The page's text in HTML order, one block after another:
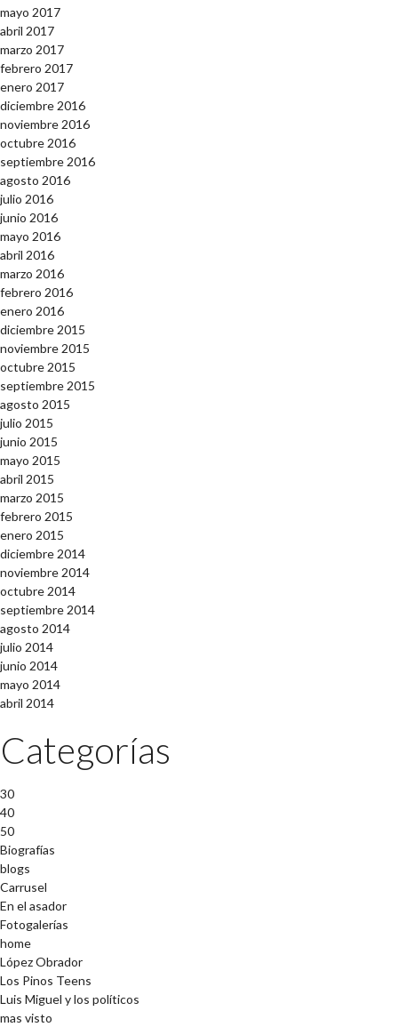
mayo 2017
abril 2017
marzo 2017
febrero 2017
enero 2017
diciembre 2016
noviembre 2016
octubre 2016
septiembre 2016
agosto 2016
julio 2016
junio 2016
mayo 2016
abril 2016
marzo 2016
febrero 2016
enero 2016
diciembre 2015
noviembre 2015
octubre 2015
septiembre 2015
agosto 2015
julio 2015
junio 2015
mayo 2015
abril 2015
marzo 2015
febrero 2015
enero 2015
diciembre 2014
noviembre 2014
octubre 2014
septiembre 2014
agosto 2014
julio 2014
junio 2014
mayo 2014
abril 2014
Categorías
30
40
50
Biografías
blogs
Carrusel
En el asador
Fotogalerías
home
López Obrador
Los Pinos Teens
Luis Miguel y los políticos
mas visto